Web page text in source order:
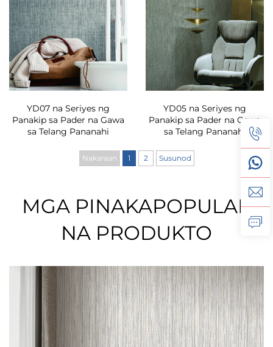
YD07 na Seriyes ng
Panakip sa Pader na Gawa
sa Telang Pananahi
YD05 na Seriyes ng
Panakip sa Pader na Gawa
sa Telang Pananahi
Nakaraan 1 2 Susunod
MGA PINAKAPOPULAR
NA PRODUKTO